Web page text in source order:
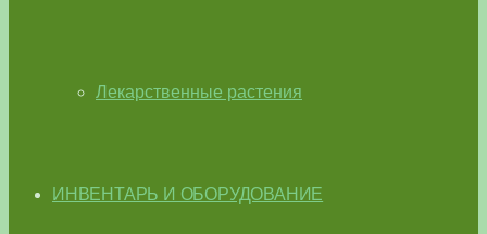
Лекарственные растения
ИНВЕНТАРЬ И ОБОРУДОВАНИЕ